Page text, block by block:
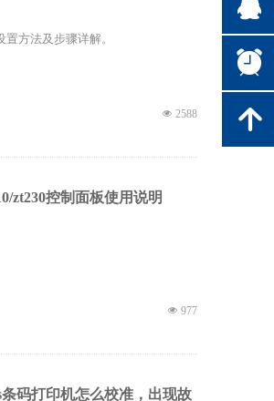
方法及步骤详解。
넶 2588
zt230控制面板使用说明
넶 977
条码打印机怎么校准，出现故
뀩
뀥
녕